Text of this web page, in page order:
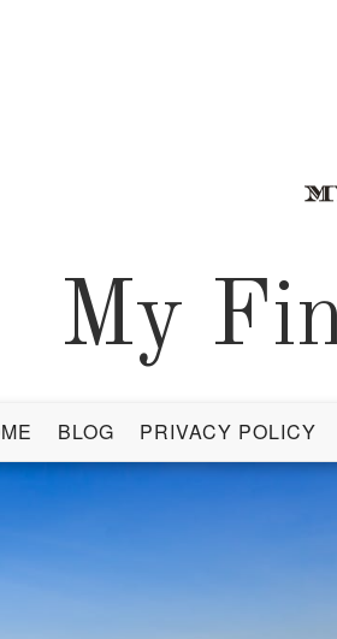
My
BLOG PRIVACY POLICY